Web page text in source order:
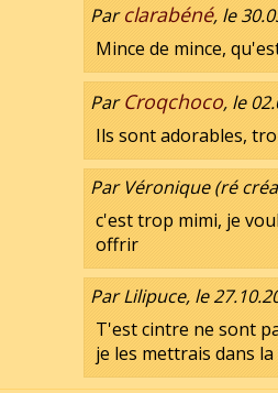
Parclarabéné, le
Mince de mince,
ParCroqchoco, le
Ils sont adorables,
Par Véronique (ré
c'est trop mimi, je
offrir
Par Lilipuce, le
T'est cintre ne sont
je les mettrais dans